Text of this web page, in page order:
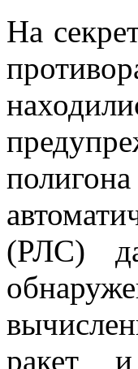
На
(РЛС)
ракет